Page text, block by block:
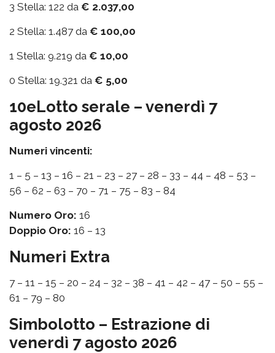
3 Stella: 122 da € 2.037,00
2 Stella: 1.487 da € 100,00
1 Stella: 9.219 da € 10,00
0 Stella: 19.321 da € 5,00
10eLotto serale – venerdì 7
agosto 2026
Numeri vincenti:
1 – 5 – 13 – 16 – 21 – 23 – 27 – 28 – 33 – 44 – 48 – 53 –
56 – 62 – 63 – 70 – 71 – 75 – 83 – 84
Numero Oro: 16
Doppio Oro: 16 – 13
Numeri Extra
7 – 11 – 15 – 20 – 24 – 32 – 38 – 41 – 42 – 47 – 50 – 55 –
61 – 79 – 80
Simbolotto – Estrazione di
venerdì 7 agosto 2026